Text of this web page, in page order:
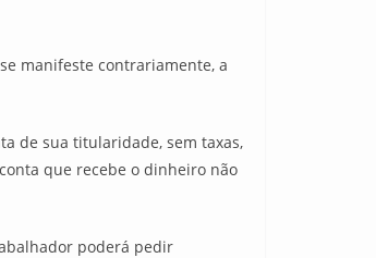
manifeste contrariamente, a
de sua titularidade, sem taxas,
que recebe o dinheiro não
poderá pedir